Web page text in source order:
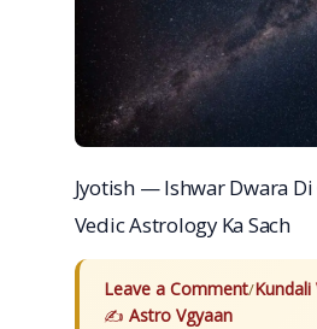
Jyotish — Ishwar Dwara Di
Vedic Astrology Ka Sach
Leave a Comment/Kundali
Astro Vgyaan